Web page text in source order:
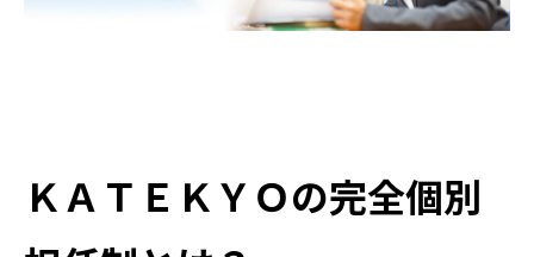
ＫＡＴＥＫＹＯの完全個別